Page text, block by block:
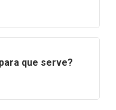
que serve?